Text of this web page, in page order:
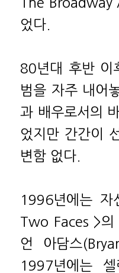
었다.
80년대 후반 이
범을 자주 내어
과 배우로서의
었지만 간간이
변함 없다.
1996년에는
Two Faces >의
언 아담스
1997년에는